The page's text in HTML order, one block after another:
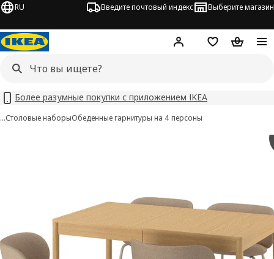
RU Введите почтовый индекс Выберите магазин
Hej! ВойтиСписокКорзина
Более разумные покупки с приложением IKEA
…Столовые наборыОбеденные гарнитуры на 4 персоны